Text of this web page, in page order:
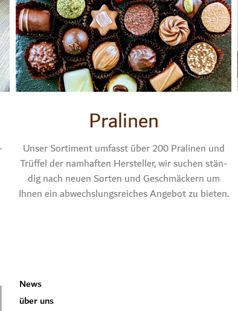
Pra­li­nen
Unser Sor­ti­ment umfasst über 200 Pra­li­nen und
Trüf­fel der nam­haf­ten Her­stel­ler, wir suchen stän­
dig nach neu­en Sor­ten und Geschmä­ckern um
Ihnen ein abwechs­lungs­rei­ches Ange­bot zu bie­ten.
News
über uns